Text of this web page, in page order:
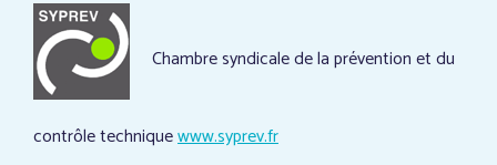
Chambre syndicale de la prévention et du
contrôle techniquewww.syprev.fr